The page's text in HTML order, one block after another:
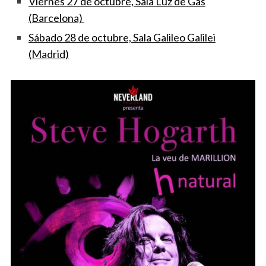
(Barcelona)
Sábado 28 de octubre, Sala Galileo Galilei
(Madrid)